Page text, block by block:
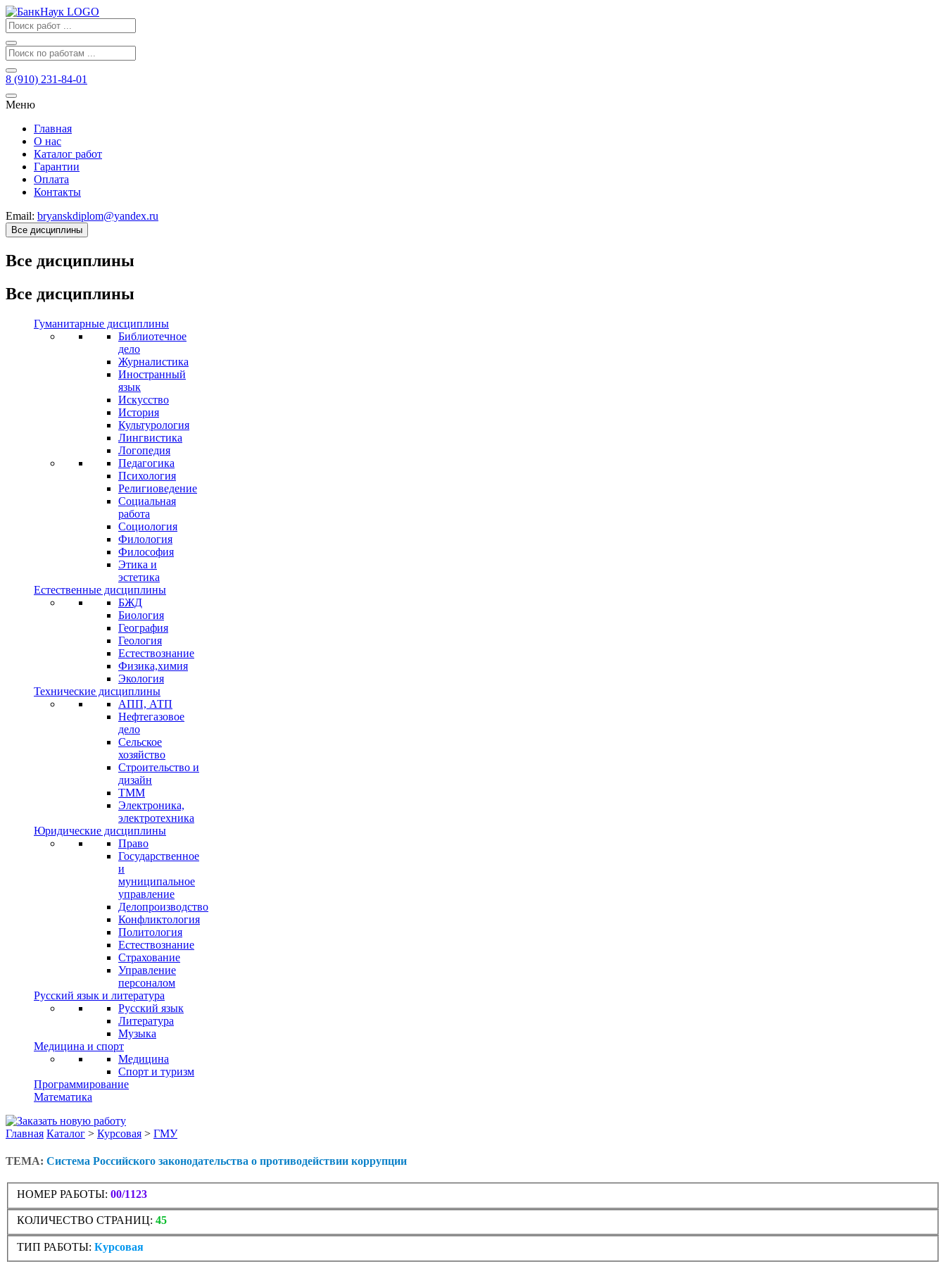
8 (910) 231-84-01
Меню
Главная
О нас
Каталог работ
Гарантии
Оплата
Контакты
Email: bryanskdiplom@yandex.ru
Все дисциплины
Все дисциплины
Все дисциплины
Гуманитарные дисциплины
Библиотечное
дело
Журналистика
Иностранный
язык
Искусство
История
Культурология
Лингвистика
Логопедия
Педагогика
Психология
Религиоведение
Социальная
работа
Социология
Филология
Философия
Этика и
эстетика
Естественные дисциплины
БЖД
Биология
География
Геология
Естествознание
Физика,химия
Экология
Технические дисциплины
АПП, АТП
Нефтегазовое
дело
Сельское
хозяйство
Строительство и
дизайн
ТММ
Электроника,
электротехника
Юридические дисциплины
Право
Государственное
и
муниципальное
управление
Делопроизводство
Конфликтология
Политология
Естествознание
Страхование
Управление
персоналом
Русский язык и литература
Русский язык
Литература
Музыка
Медицина и спорт
Медицина
Спорт и туризм
Программирование
Математика
Главная Каталог > Курсовая > ГМУ
ТЕМА: Система Российского законодательства о противодействии коррупции
НОМЕР РАБОТЫ: 00/1123
КОЛИЧЕСТВО СТРАНИЦ: 45
ТИП РАБОТЫ: Курсовая